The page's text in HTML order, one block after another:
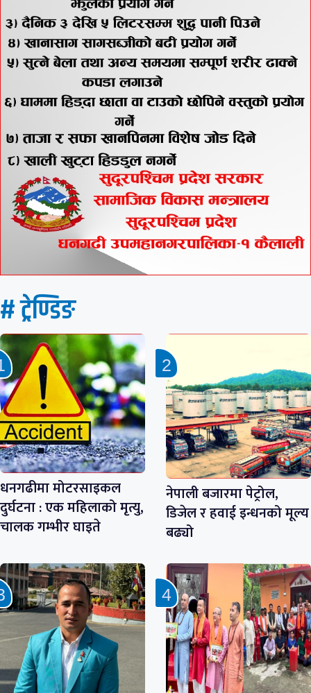
# ट्रेण्डिङ
धनगढीमा मोटरसाइकल
दुर्घटना : एक महिलाको मृत्यु,
चालक गम्भीर घाइते
नेपाली बजारमा पेट्रोल,
डिजेल र हवाई इन्धनको मूल्य
बढ्यो